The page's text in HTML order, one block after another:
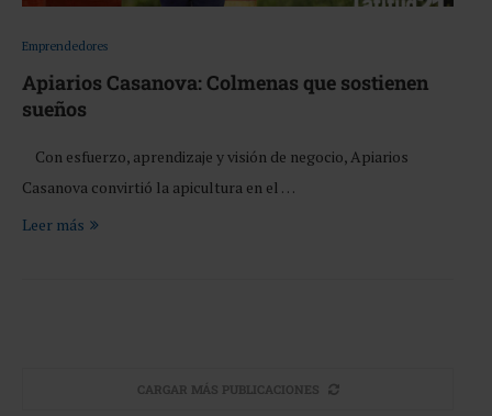
Emprendedores
Apiarios Casanova: Colmenas que sostienen
sueños
Con esfuerzo, aprendizaje y visión de negocio, Apiarios
Casanova convirtió la apicultura en el …
Leer más
CARGAR MÁS PUBLICACIONES